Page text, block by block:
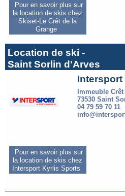
Pour en savoir plus sur
la location de skis chez
Skiset-Le Crêt de la
Grange
Location de ski -
Saint Sorlin d'Arves
Immeuble
73530 Saint
04 79 59 70 11
Pour en savoir plus sur
la location de skis chez
Intersport Kyrlis Sports